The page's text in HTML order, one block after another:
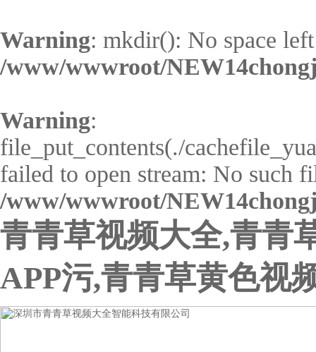
Warning: mkdir(): No space
/www/wwwroot/
Warning:
file_put_contents(./
failed to open stream: No such
/www/wwwroot/
青青草视频大全,青青
APP污,青青草黄色视